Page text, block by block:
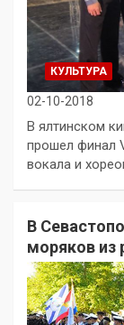
КУЛЬТУРА
02-10-2018
В ялтинском
прошел финал
вокала и
В
моряков из